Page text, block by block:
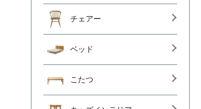
チェアー
ベッド
こたつ